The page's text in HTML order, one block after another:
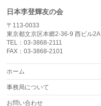
日本李登輝友の会
〒113-0033
東京都文京区本郷2-36-9 西ビル2A
TEL：03-3868-2111
FAX：03-3868-2101
ホーム
事務局について
お問い合わせ